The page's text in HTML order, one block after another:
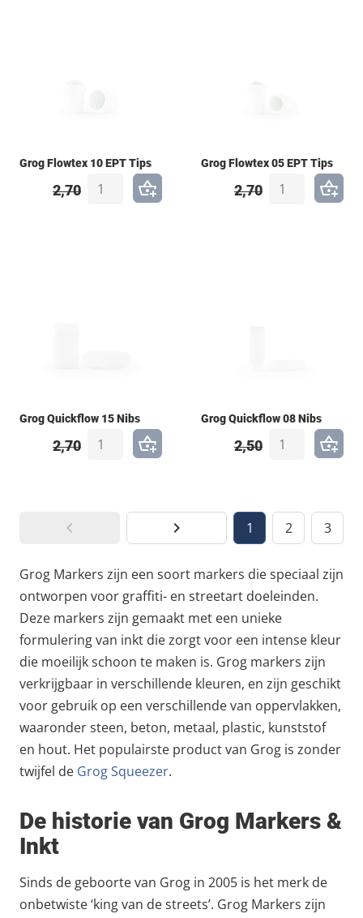
Grog Flowtex 10 EPT Tips
2,70
Grog Flowtex 05 EPT Tips
2,70
Grog Quickflow 15 Nibs
2,70
Grog Quickflow 08 Nibs
2,50
1 2 3
Grog Markers zijn een soort markers die speciaal zijn
ontworpen voor graffiti- en streetart doeleinden.
Deze markers zijn gemaakt met een unieke
formulering van inkt die zorgt voor een intense kleur
die moeilijk schoon te maken is. Grog markers zijn
verkrijgbaar in verschillende kleuren, en zijn geschikt
voor gebruik op een verschillende van oppervlakken,
waaronder steen, beton, metaal, plastic, kunststof
en hout. Het populairste product van Grog is zonder
twijfel de Grog Squeezer.
De historie van Grog Markers &
Inkt
Sinds de geboorte van Grog in 2005 is het merk de
onbetwiste ‘king van de streets’. Grog Markers zijn